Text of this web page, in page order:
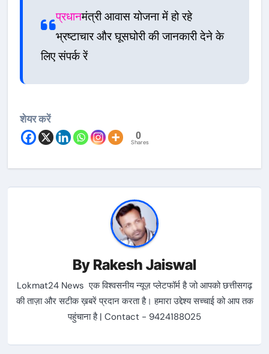
प्रधानमंत्री आवास योजना में हो रहे
भ्रष्टाचार और घूसघोरी की जानकारी देने के
लिए संपर्क रें
शेयर करें
0
Shares
By Rakesh Jaiswal
Lokmat24 News एक विश्वसनीय न्यूज़ प्लेटफॉर्म है जो आपको छत्तीसगढ़
की ताज़ा और सटीक ख़बरें प्रदान करता है। हमारा उद्देश्य सच्चाई को आप तक
पहुंचाना है | Contact - 9424188025